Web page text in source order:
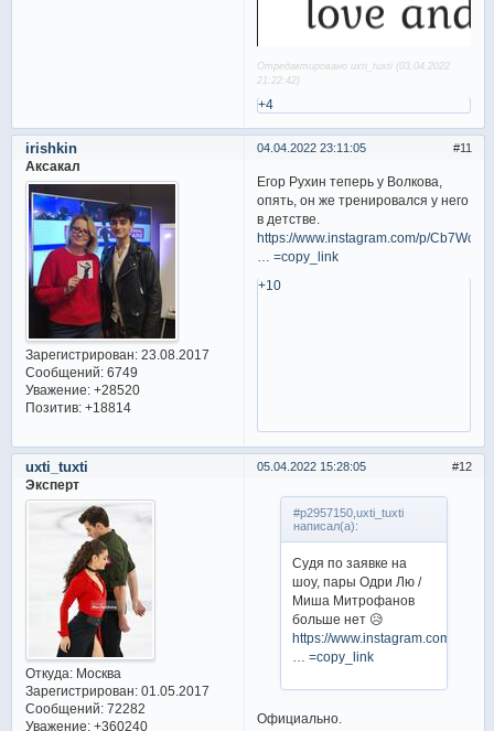
Отредактировано uxti_tuxti (03.04.2022
21:22:42)
+4
11
04.04.2022 23:11:05
irishkin
Аксакал
Зарегистрирован: 23.08.2017
Сообщений:6749
Уважение: +28520
Позитив: +18814
Егор Рухин теперь у Волкова,
опять, он же тренировался у него
в детстве.
https://www.instagram.com/p/
… =copy_link
+10
12
05.04.2022 15:28:05
uxti_tuxti
Эксперт
Откуда:Москва
Зарегистрирован: 01.05.2017
Сообщений:72282
Уважение: +360240
#p2957150,uxti_tuxti
написал(а):
Судя по заявке на
шоу, пары Одри Лю /
Миша Митрофанов
больше нет 😥
https://www.instagram.com/p/
… =copy_link
Официально.